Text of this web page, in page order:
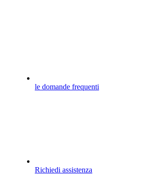
le domande frequenti
Richiedi assistenza